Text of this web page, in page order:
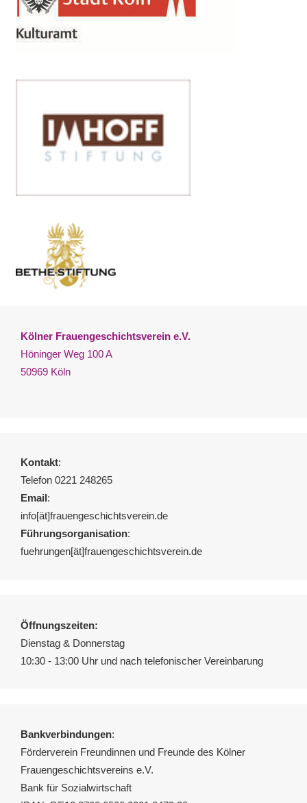
Kölner Frauengeschichtsverein e.V.
Höninger Weg 100 A
50969 Köln
Kontakt:
Telefon 0221 248265
Email:
info[ät]frauengeschichtsverein.de
Führungsorganisation:
fuehrungen[ät]frauengeschichtsverein.de
Öffnungszeiten:
Dienstag & Donnerstag
10:30 - 13:00 Uhr und nach telefonischer Vereinbarung
Bankverbindungen:
Förderverein Freundinnen und Freunde des Kölner
Frauengeschichtsvereins e.V.
Bank für Sozialwirtschaft